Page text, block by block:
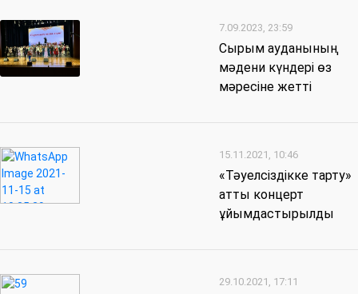
7.09.2023, 23:59
Сырым ауданының
мәдени күндері өз
мәресіне жетті
15.11.2021, 10:46
«Тәуелсіздікке тарту»
атты концерт
ұйымдастырылды
29.10.2021, 17:11